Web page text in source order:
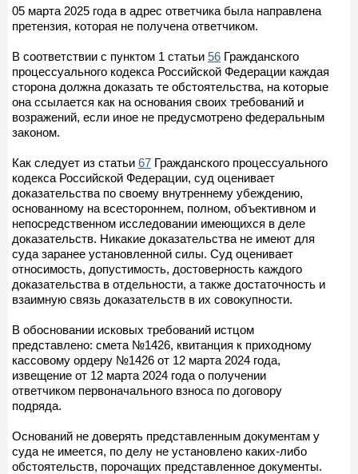
05 марта 2025 года в адрес ответчика была направлена
претензия, которая не получена ответчиком.
В соответствии с пунктом 1 статьи 56 Гражданского
процессуального кодекса Российской Федерации каждая
сторона должна доказать те обстоятельства, на которые
она ссылается как на основания своих требований и
возражений, если иное не предусмотрено федеральным
законом.
Как следует из статьи 67 Гражданского процессуального
кодекса Российской Федерации, суд оценивает
доказательства по своему внутреннему убеждению,
основанному на всестороннем, полном, объективном и
непосредственном исследовании имеющихся в деле
доказательств. Никакие доказательства не имеют для
суда заранее установленной силы. Суд оценивает
относимость, допустимость, достоверность каждого
доказательства в отдельности, а также достаточность и
взаимную связь доказательств в их совокупности.
В обосновании исковых требований истцом
представлено: смета №1426, квитанция к приходному
кассовому ордеру №1426 от 12 марта 2024 года,
извещение от 12 марта 2024 года о получении
ответчиком первоначального взноса по договору
подряда.
Оснований не доверять представленным документам у
суда не имеется, по делу не установлено каких-либо
обстоятельств, порочащих представленное документы.